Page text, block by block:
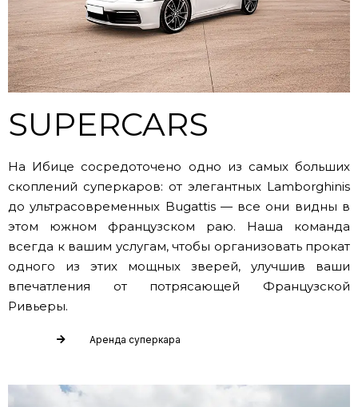
SUPERCARS
На Ибице сосредоточено одно из самых больших
скоплений суперкаров: от элегантных Lamborghinis
до ультрасовременных Bugattis — все они видны в
этом южном французском раю. Наша команда
всегда к вашим услугам, чтобы организовать прокат
одного из этих мощных зверей, улучшив ваши
впечатления от потрясающей Французской
Ривьеры.
Аренда суперкара